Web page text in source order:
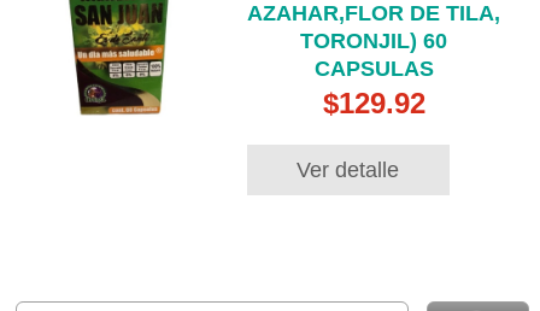
AZAHAR,FLOR DE TILA,
TORONJIL) 60
CAPSULAS
$129.92
Ver detalle